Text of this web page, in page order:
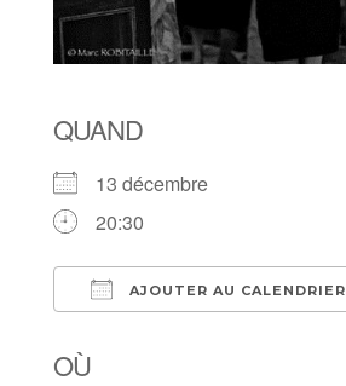
QUAND
13 décembre
20:30
AJOUTER AU CALENDRIER
OÙ